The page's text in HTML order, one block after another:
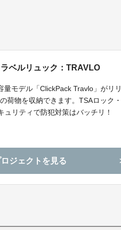
ベルリュック：TRAVLO
モデル「ClickPack Travlo」がリリ
荷物を収納できます。TSAロック・
リティで防犯対策はバッチリ！
ジェクトを見る